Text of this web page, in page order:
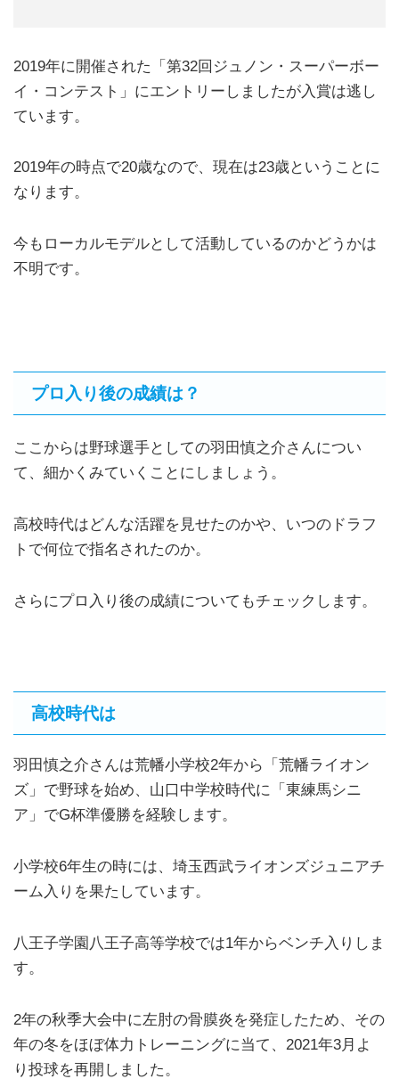
2019年に開催された「第32回ジュノン・スーパーボー
イ・コンテスト」にエントリーしましたが入賞は逃し
ています。
2019年の時点で20歳なので、現在は23歳ということに
なります。
今もローカルモデルとして活動しているのかどうかは
不明です。
プロ入り後の成績は？
ここからは野球選手としての羽田慎之介さんについ
て、細かくみていくことにしましょう。
高校時代はどんな活躍を見せたのかや、いつのドラフ
トで何位で指名されたのか。
さらにプロ入り後の成績についてもチェックします。
高校時代は
羽田慎之介さんは荒幡小学校2年から「荒幡ライオン
ズ」で野球を始め、山口中学校時代に「東練馬シニ
ア」でG杯準優勝を経験します。
小学校6年生の時には、埼玉西武ライオンズジュニアチ
ーム入りを果たしています。
八王子学園八王子高等学校では1年からベンチ入りしま
す。
2年の秋季大会中に左肘の骨膜炎を発症したため、その
年の冬をほぼ体力トレーニングに当て、2021年3月よ
り投球を再開しました。